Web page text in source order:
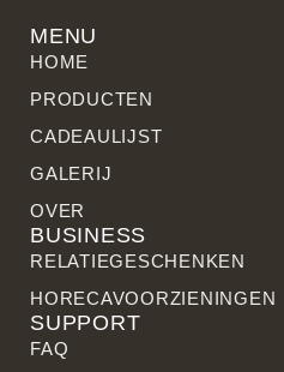
MENU
HOME
PRODUCTEN
CADEAULIJST
GALERIJ
OVER
BUSINESS
RELATIE­GESCHENKEN
HORECAVOORZIENINGEN
SUPPORT
FAQ